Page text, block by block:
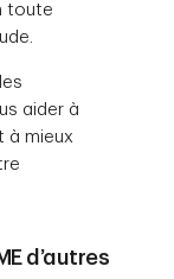
toute
aider à
à mieux
d’autres